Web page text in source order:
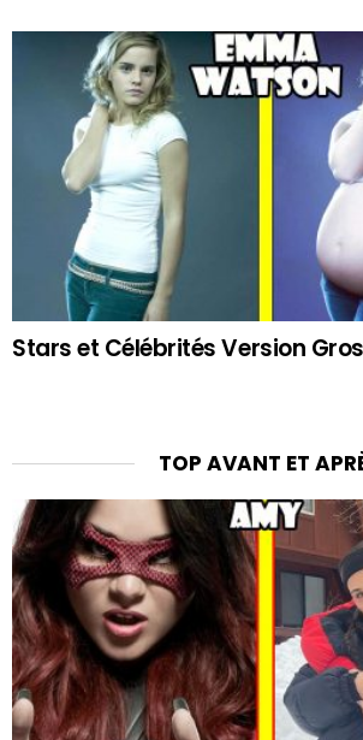
Stars et Célébrités Version
TOP AVANT ET